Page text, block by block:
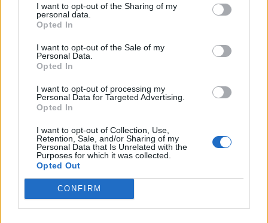
I want to opt-out of the Sharing of my
personal data.
Opted In
I want to opt-out of the Sale of my
Personal Data.
Opted In
I want to opt-out of processing my
Personal Data for Targeted Advertising.
Opted In
I want to opt-out of Collection, Use,
Retention, Sale, and/or Sharing of my
Personal Data that Is Unrelated with the
Purposes for which it was collected.
Opted Out
CONFIRM
Elyna Robbs: Adéle és az örökölt árnyak
A világ legismertebb ruhái
Nyár, nevetés, anekdoták